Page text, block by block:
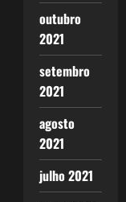
outubro
2021
setembro
2021
agosto
2021
julho 2021